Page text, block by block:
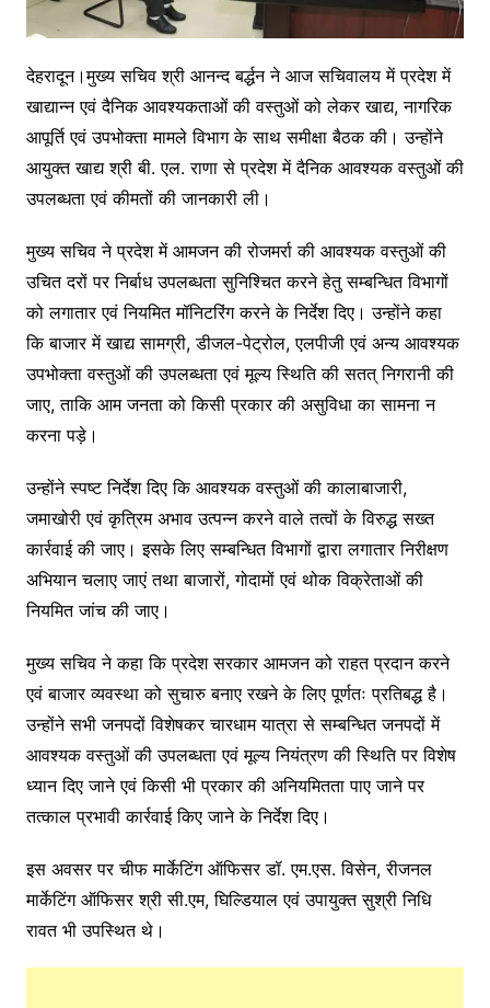
देहरादून।मुख्य सचिव श्री आनन्द बर्द्धन ने आज सचिवालय में प्रदेश में
खाद्यान्न एवं दैनिक आवश्यकताओं की वस्तुओं को लेकर खाद्य, नागरिक
आपूर्ति एवं उपभोक्ता मामले विभाग के साथ समीक्षा बैठक की। उन्होंने
आयुक्त खाद्य श्री बी. एल. राणा से प्रदेश में दैनिक आवश्यक वस्तुओं की
उपलब्धता एवं कीमतों की जानकारी ली।
मुख्य सचिव ने प्रदेश में आमजन की रोजमर्रा की आवश्यक वस्तुओं की
उचित दरों पर निर्बाध उपलब्धता सुनिश्चित करने हेतु सम्बन्धित विभागों
को लगातार एवं नियमित मॉनिटरिंग करने के निर्देश दिए। उन्होंने कहा
कि बाजार में खाद्य सामग्री, डीजल-पेट्रोल, एलपीजी एवं अन्य आवश्यक
उपभोक्ता वस्तुओं की उपलब्धता एवं मूल्य स्थिति की सतत् निगरानी की
जाए, ताकि आम जनता को किसी प्रकार की असुविधा का सामना न
करना पड़े।
उन्होंने स्पष्ट निर्देश दिए कि आवश्यक वस्तुओं की कालाबाजारी,
जमाखोरी एवं कृत्रिम अभाव उत्पन्न करने वाले तत्वों के विरुद्ध सख्त
कार्रवाई की जाए। इसके लिए सम्बन्धित विभागों द्वारा लगातार निरीक्षण
अभियान चलाए जाएं तथा बाजारों, गोदामों एवं थोक विक्रेताओं की
नियमित जांच की जाए।
मुख्य सचिव ने कहा कि प्रदेश सरकार आमजन को राहत प्रदान करने
एवं बाजार व्यवस्था को सुचारु बनाए रखने के लिए पूर्णतः प्रतिबद्ध है।
उन्होंने सभी जनपदों विशेषकर चारधाम यात्रा से सम्बन्धित जनपदों में
आवश्यक वस्तुओं की उपलब्धता एवं मूल्य नियंत्रण की स्थिति पर विशेष
ध्यान दिए जाने एवं किसी भी प्रकार की अनियमितता पाए जाने पर
तत्काल प्रभावी कार्रवाई किए जाने के निर्देश दिए।
इस अवसर पर चीफ मार्केटिंग ऑफिसर डॉ. एम.एस. विसेन, रीजनल
मार्केटिंग ऑफिसर श्री सी.एम, घिल्डियाल एवं उपायुक्त सुश्री निधि
रावत भी उपस्थित थे।